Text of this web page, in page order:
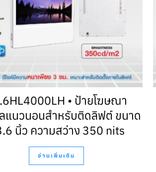
• ป้ายโฆษณา
แนวนอนสำหรับติดลิฟต์ ขนาด
นิ้ว ความสว่าง 350 nits
อ่านเพิ่มเติม